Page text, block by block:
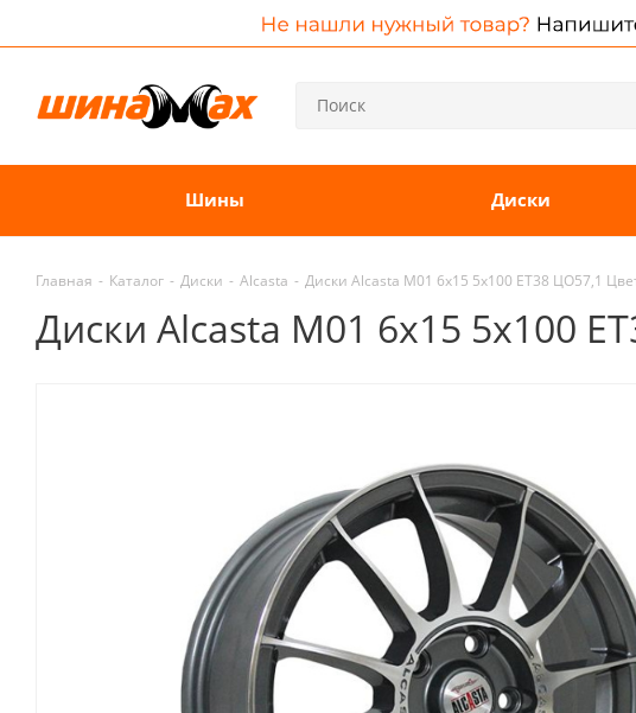
Шины Диски
Главная - Каталог - Диски - Alcasta - Диски Alcasta M01 6x15 5x100 ET38 ЦО57,1
Диски Alcasta M01 6x15 5x100